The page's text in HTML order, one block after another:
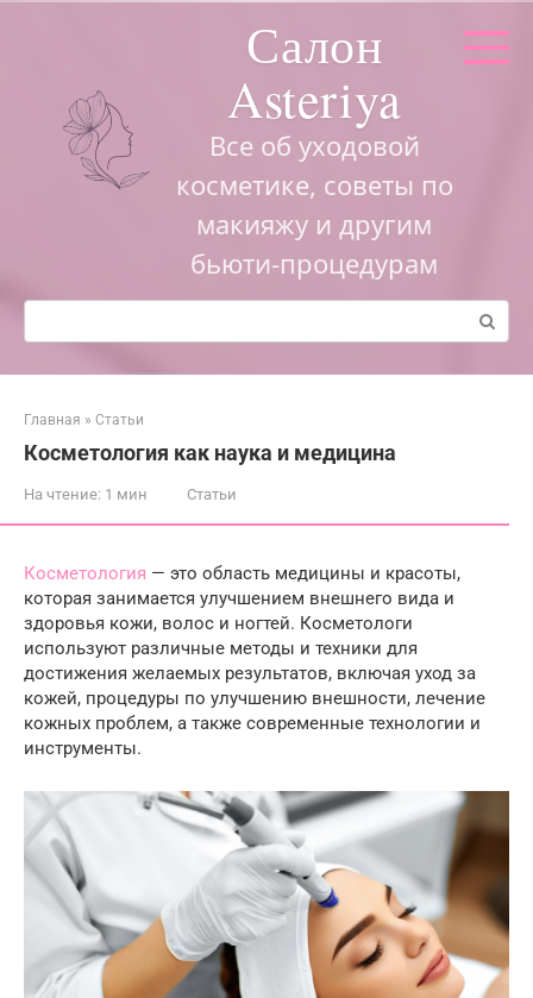
Салон
Asteriya
Все об уходовой
косметике, советы по
макияжу и другим
бьюти-процедурам
Поиск:
Главная » Статьи
Косметология как наука и медицина
На чтение: 1 мин Статьи
Косметология — это область медицины и красоты,
которая занимается улучшением внешнего вида и
здоровья кожи, волос и ногтей. Косметологи
используют различные методы и техники для
достижения желаемых результатов, включая уход за
кожей, процедуры по улучшению внешности, лечение
кожных проблем, а также современные технологии и
инструменты.